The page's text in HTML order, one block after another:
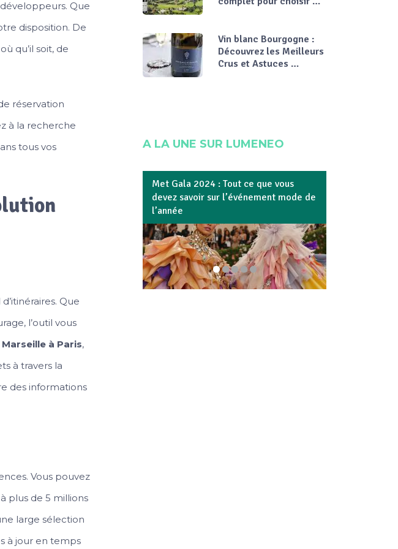
Que
disposition. De
qu’il soit, de
réservation
à la recherche
tous vos
Que
l’outil vous
Marseille à Paris,
à travers la
des informations
Vous pouvez
plus de 5 millions
large sélection
à jour en temps
Vin blanc Bourgogne :
Découvrez les Meilleurs
Crus et Astuces …
A LA UNE SUR LUMENEO
Met Gala 2024 : Tout ce que vous
devez savoir sur l’événement mode de
l’année